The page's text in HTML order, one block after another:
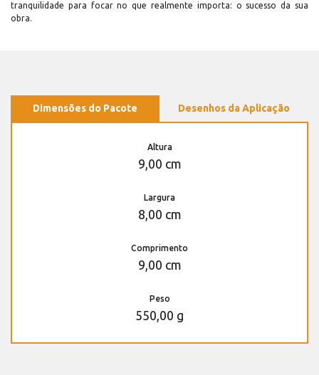
tranquilidade para focar no que realmente importa: o sucesso da sua
obra.
Dimensões do Pacote Desenhos da Aplicação
Altura
9,00 cm
Largura
8,00 cm
Comprimento
9,00 cm
Peso
550,00 g